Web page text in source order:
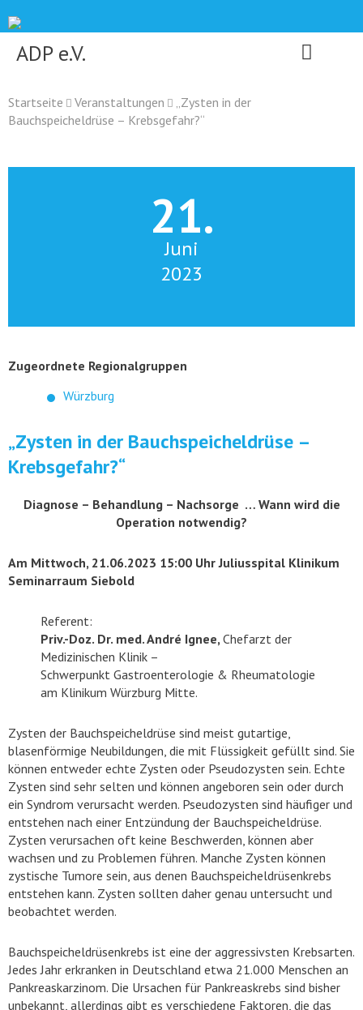
to
content
ADP e.V.
Startseite Veranstaltungen
„Zysten in der
Bauchspeicheldrüse – Krebsgefahr?“
21.
Juni
2023
Zugeordnete Regionalgruppen
Würzburg
„Zysten in der Bauchspeicheldrüse –
Krebsgefahr?“
Diagnose – Behandlung – Nachsorge … Wann wird die
Operation notwendig?
Am Mittwoch, 21.06.2023 15:00 Uhr Juliusspital Klinikum
Seminarraum Siebold
Referent:
Priv.-Doz. Dr. med. André Ignee, Chefarzt der
Medizinischen Klinik –
Schwerpunkt Gastroenterologie & Rheumatologie
am Klinikum Würzburg Mitte.
Zysten der Bauchspeicheldrüse sind meist gutartige,
blasenförmige Neubildungen, die mit Flüssigkeit gefüllt sind. Sie
können entweder echte Zysten oder Pseudozysten sein. Echte
Zysten sind sehr selten und können angeboren sein oder durch
ein Syndrom verursacht werden. Pseudozysten sind häufiger und
entstehen nach einer Entzündung der Bauchspeicheldrüse.
Zysten verursachen oft keine Beschwerden, können aber
wachsen und zu Problemen führen. Manche Zysten können
zystische Tumore sein, aus denen Bauchspeicheldrüsenkrebs
entstehen kann. Zysten sollten daher genau untersucht und
beobachtet werden.
Bauchspeicheldrüsenkrebs ist eine der aggressivsten Krebsarten.
Jedes Jahr erkranken in Deutschland etwa 21.000 Menschen an
Pankreaskarzinom. Die Ursachen für Pankreaskrebs sind bisher
unbekannt, allerdings gibt es verschiedene Faktoren, die das